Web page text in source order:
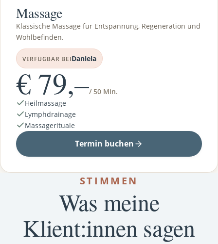
Massage
Klassische Massage für Entspannung, Regeneration und
Wohlbefinden.
VERFÜGBAR BEIDaniela
€ 79,–/ 50 Min.
Heilmassage
Lymphdrainage
Massagerituale
Termin buchen
STIMMEN
Was meine
Klient:innen sagen